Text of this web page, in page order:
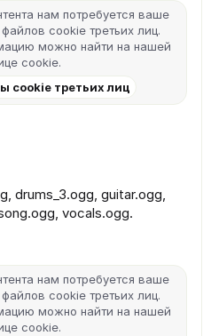
нам потребуется ваше
cookie третьих лиц.
можно найти на нашей
cookie.
cookie третьих лиц
drums_3.ogg, guitar.ogg,
vocals.ogg.
нам потребуется ваше
cookie третьих лиц.
можно найти на нашей
cookie.